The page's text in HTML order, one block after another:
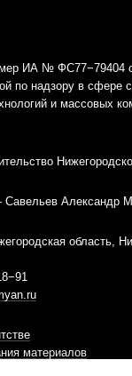
ИА № ФС77−79404
по надзору в сфере
и массовых
Савельев Александр
область,
материалов